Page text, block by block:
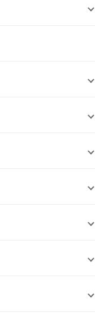
・遺言，借地・借
務，民事介入暴力対
っていることで不安
せん。お気軽にご相
しますので，まずは